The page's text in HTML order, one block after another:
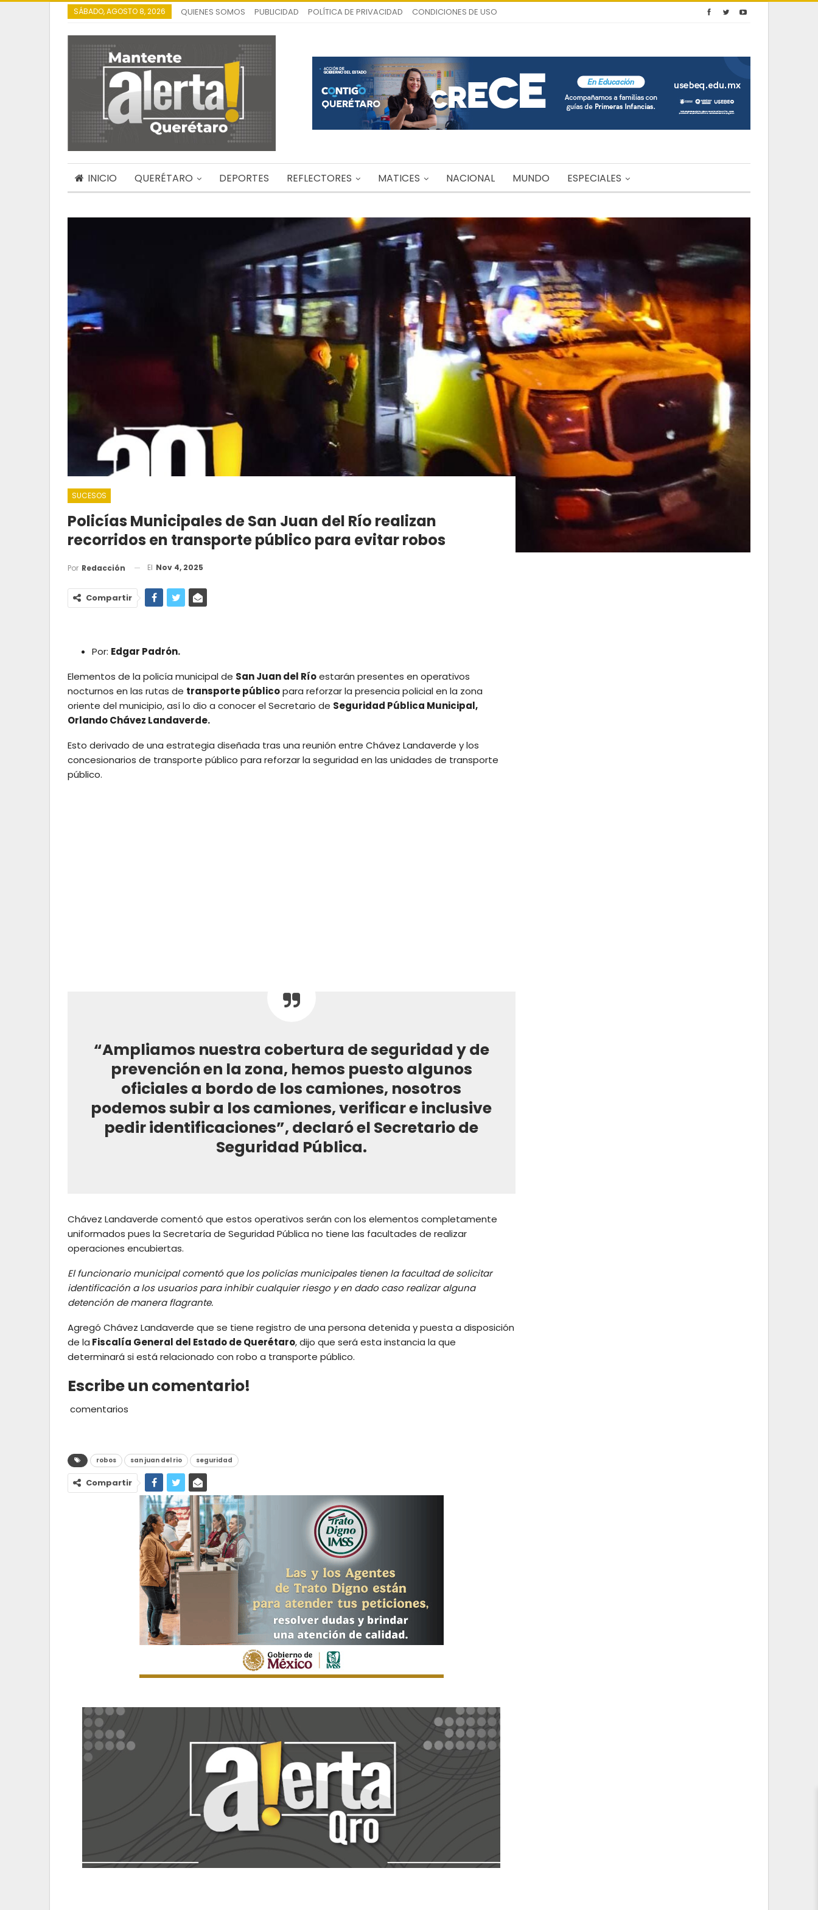
SÁBADO, AGOSTO 8, 2026 QUIENES SOMOS PUBLICIDAD POLÍTICA DE PRIVACIDAD CONDICIONES DE USO
INICIO QUERÉTARO DEPORTES REFLECTORES MATICES NACIONAL MUNDO ESPECIALES
SUCESOS
Policías Municipales de San Juan del Río realizan
recorridos en transporte público para evitar robos
Por Redacción El Nov 4, 2025
Compartir
Por: Edgar Padrón.
Elementos de la policía municipal de San Juan del Ríoestarán presentes en operativos
nocturnos en las rutas de transporte públicopara reforzar la presencia policial en la zona
oriente del municipio, así lo dio a conocer el Secretario de Seguridad Pública Municipal,
Orlando Chávez Landaverde.
Esto derivado de una estrategia diseñada tras una reunión entre Chávez Landaverde y los
concesionarios de transporte público para reforzar la seguridad en las unidades de transporte
público.
“Ampliamos nuestra cobertura de seguridad y de
prevención en la zona, hemos puesto algunos
oficiales a bordo de los camiones, nosotros
podemos subir a los camiones, verificar e inclusive
pedir identificaciones”, declaró el Secretario de
Seguridad Pública.
Chávez Landaverde comentó que estos operativos serán con los elementos completamente
uniformados pues la Secretaría de Seguridad Pública no tiene las facultades de realizar
operaciones encubiertas.
El funcionario municipal comentó que los policías municipales tienen la facultad de solicitar
identificación a los usuarios para inhibir cualquier riesgo y en dado caso realizar alguna
detención de manera flagrante.
Agregó Chávez Landaverde que se tiene registro de una persona detenida y puesta a disposición
de la Fiscalía General del Estado de Querétaro, dijo que será esta instancia la que
determinará si está relacionado con robo a transporte público.
Escribe un comentario!
comentarios
robos san juan del rio seguridad
Compartir